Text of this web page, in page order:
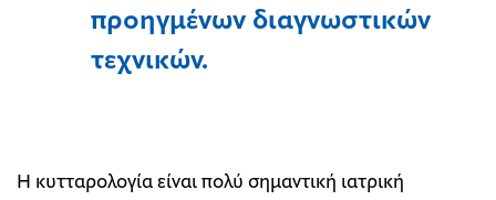
προηγμένων διαγνωστικών
τεχνικών.
Η κυτταρολογία είναι πολύ σημαντική ιατρική